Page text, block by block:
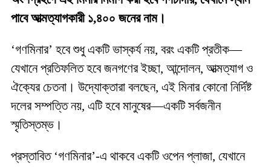
পাবে আত্মত্যাগকারী ১,৪০০ জনের নাম।
‘গণমিনার’ হবে শুধু একটি ভাস্কর্য নয়, বরং একটি প্রতীক—
যেখানে প্রতিফলিত হবে জনগণের ইচ্ছা, আন্দোলন, আত্মত্যাগ ও
ঐক্যের চেতনা। উদ্যোক্তারা বলছেন, এই মিনার কোনো নির্দিষ্ট
দলের সম্পত্তি নয়, এটি হবে মানুষের—একটি সর্বজনীন
স্মৃতিস্তম্ভ।
প্রস্তাবিত ‘গণমিনার’-এ থাকবে একটি ওপেন প্লাজা, যেখানে